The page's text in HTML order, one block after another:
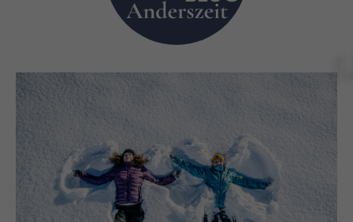
©
ü
s
s
e
n
T
o
ri
s
m
u
u
n
M
k
e
ti
n